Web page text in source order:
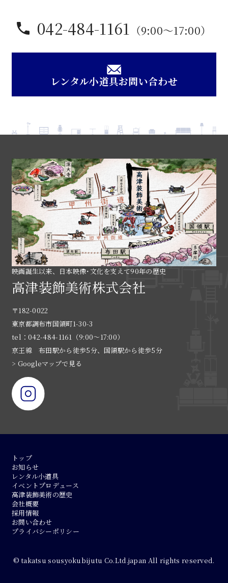
042-484-1161 （9:00〜17:00）
レンタル小道具お問い合わせ
映画誕生以来、日本映像･文化を支えて90年の歴史
高津装飾美術株式会社
〒182-0022
東京都調布市国領町1-30-3
tel：042-484-1161（9:00〜17:00）
京王線 布田駅から徒歩5分、国領駅から徒歩5分
> Googleマップで見る
トップ
お知らせ
レンタル小道具
イベントプロデュース
高津装飾美術の歴史
会社概要
採用情報
お問い合わせ
プライバシーポリシー
© takatsu sousyokubijutu Co.Ltd.japan All rights reserved.